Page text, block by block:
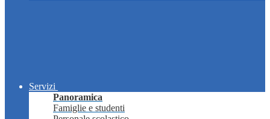
Servizi
Panoramica
Famiglie e studenti